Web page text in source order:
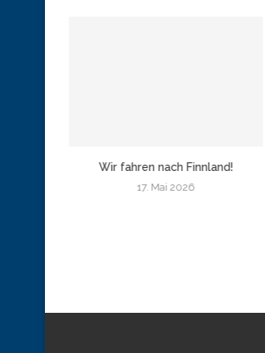
Wir fahren nach Finnland!
17. Mai 2026